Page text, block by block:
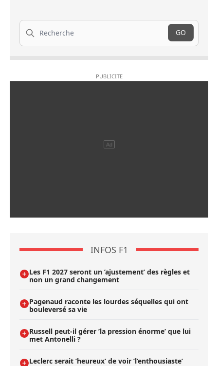
Recherche
GO
INFOS F1
Les F1 2027 seront un ’ajustement’ des règles et
non un grand changement
Pagenaud raconte les lourdes séquelles qui ont
bouleversé sa vie
Russell peut-il gérer ’la pression énorme’ que lui
met Antonelli ?
Leclerc serait ’heureux’ de voir ’l’enthousiaste’